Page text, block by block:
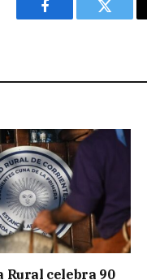
Facebook Twitter
Rural celebra 90